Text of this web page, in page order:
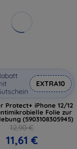
EXTRA10
Protect+ iPhone 12/12
Folie zur
(5903108305945)
12,90 €
11,61 €